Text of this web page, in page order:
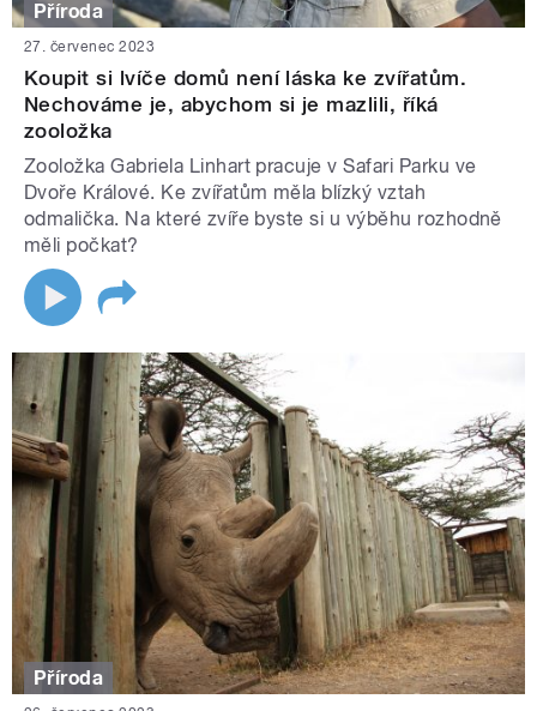
Příroda
27. červenec 2023
Koupit si lvíče domů není láska ke zvířatům.
Nechováme je, abychom si je mazlili, říká
zooložka
Zooložka Gabriela Linhart pracuje v Safari Parku ve
Dvoře Králové. Ke zvířatům měla blízký vztah
odmalička. Na které zvíře byste si u výběhu rozhodně
měli počkat?
Příroda